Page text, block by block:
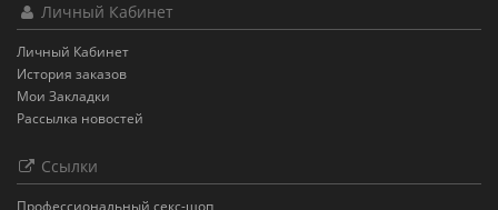
Личный Кабинет
Личный Кабинет
История заказов
Мои Закладки
Рассылка новостей
Ссылки
Профессиональный секс-шоп